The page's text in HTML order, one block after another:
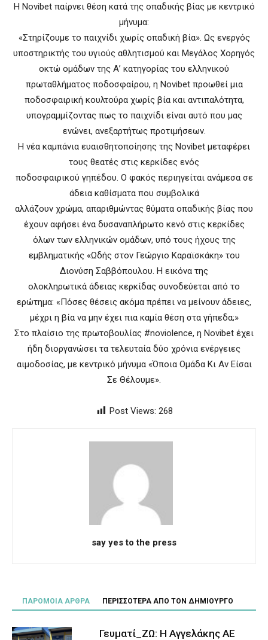
Η Novibet παίρνει θέση κατά της οπαδικής βίας με κεντρικό
μήνυμα:
«Στηρίζουμε το παιχνίδι χωρίς οπαδική βία». Ως ενεργός
υποστηρικτής του υγιούς αθλητισμού και Μεγάλος Χορηγός
οκτώ ομάδων της Α’ κατηγορίας του ελληνικού
πρωταθλήματος ποδοσφαίρου, η Novibet προωθεί μια
ποδοσφαιρική κουλτούρα χωρίς βία και αντιπαλότητα,
υπογραμμίζοντας πως το παιχνίδι είναι αυτό που μας
ενώνει, ανεξαρτήτως προτιμήσεων.
Η νέα καμπάνια ευαισθητοποίησης της Novibet μεταφέρει
τους θεατές στις κερκίδες ενός
ποδοσφαιρικού γηπέδου. Ο φακός περιηγείται ανάμεσα σε
άδεια καθίσματα που συμβολικά
αλλάζουν χρώμα, απαριθμώντας θύματα οπαδικής βίας που
έχουν αφήσει ένα δυσαναπλήρωτο κενό στις κερκίδες
όλων των ελληνικών ομάδων, υπό τους ήχους της
εμβληματικής «Ωδής στον Γεώργιο Καραϊσκάκη» του
Διονύση Σαββόπουλου. Η εικόνα της
ολοκληρωτικά άδειας κερκίδας συνοδεύεται από το
ερώτημα: «Πόσες θέσεις ακόμα πρέπει να μείνουν άδειες,
μέχρι η βία να μην έχει πια καμία θέση στα γήπεδα;»
Στο πλαίσιο της πρωτοβουλίας #noviolence, η Novibet έχει
ήδη διοργανώσει τα τελευταία δύο χρόνια ενέργειες
αιμοδοσίας, με κεντρικό μήνυμα «Όποια Ομάδα Κι Αν Είσαι
Σε Θέλουμε».
Post Views: 268
say yes to the press
ΠΑΡΟΜΟΙΑ ΑΡΘΡΑ ΠΕΡΙΣΣΟΤΕΡΑ ΑΠΟ ΤΟΝ ΔΗΜΙΟΥΡΓΟ
Γευματί_ΖΩ: Η Αγγελάκης ΑΕ